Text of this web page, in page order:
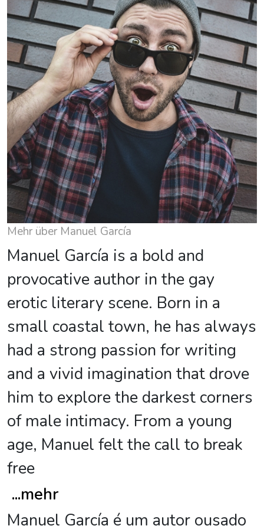
Mehr über Manuel García
Manuel García is a bold and
provocative author in the gay
erotic literary scene. Born in a
small coastal town, he has always
had a strong passion for writing
and a vivid imagination that drove
him to explore the darkest corners
of male intimacy. From a young
age, Manuel felt the call to break
free
...mehr
Manuel García é um autor ousado